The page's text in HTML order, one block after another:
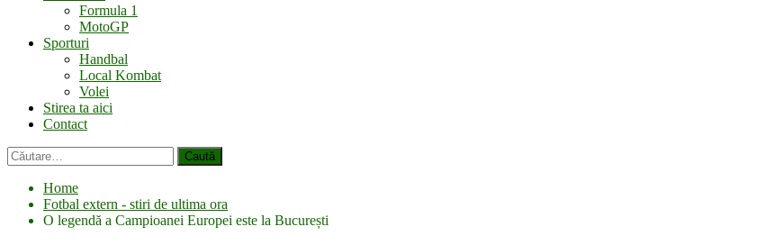
Formula 1
MotoGP
Sporturi
Handbal
Local Kombat
Volei
Stirea ta aici
Contact
Caută
după:
Home
Fotbal extern - stiri de ultima ora
O legendă a Campioanei Europei este la București